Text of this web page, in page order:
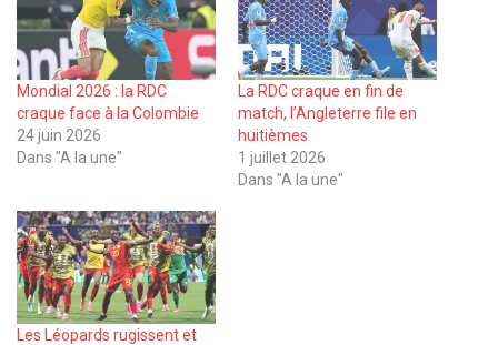
Mondial 2026 : la RDC
craque face à la Colombie
24 juin 2026
Dans "A la une"
La RDC craque en fin de
match, l’Angleterre file en
huitièmes
1 juillet 2026
Dans "A la une"
Les Léopards rugissent et